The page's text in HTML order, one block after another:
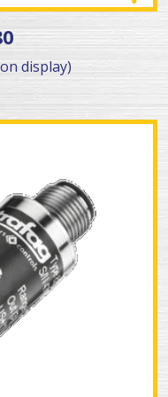
display)